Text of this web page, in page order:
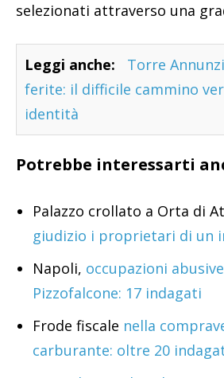
selezionati attraverso una
Leggi anche:
Torre
ferite: il difficile cammino
identità
Potrebbe interessarti
Palazzo crollato a Orta di
giudizio i proprietari di un
Napoli, occupazioni
Pizzofalcone: 17 indagati
Frode fiscale nella
carburante: oltre 20